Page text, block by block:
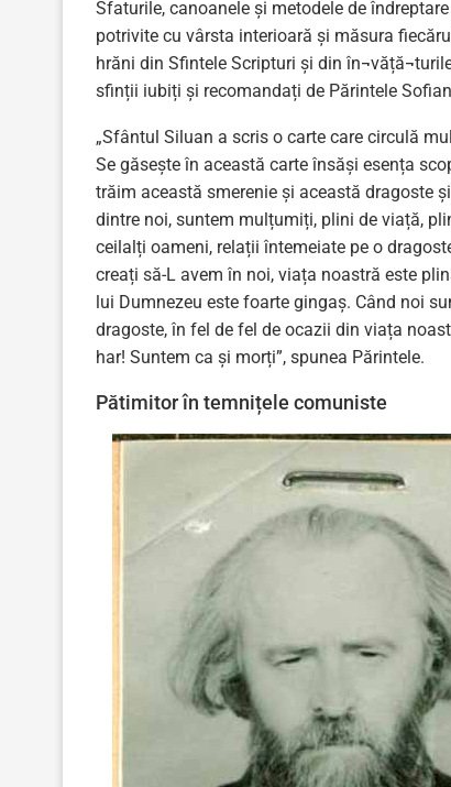
Sfaturile, canoanele și metodele de
potrivite cu vârsta interioară și măsura
hrăni din Sfintele Scripturi și din
sfinții iubiți și recomandați de Părintele
„Sfântul Siluan a scris o carte care circulă
Se găsește în această carte însăși esența
trăim această smerenie și această dragoste
dintre noi, suntem mulțumiți, plini de viață,
ceilalți oameni, relații întemeiate pe o
creați să-L avem în noi, viața noastră este
lui Dumnezeu este foarte gingaș. Când noi
dragoste, în fel de fel de ocazii din viața
har! Suntem ca și morți”, spunea Părintele.
Pătimitor în temnițele comuniste